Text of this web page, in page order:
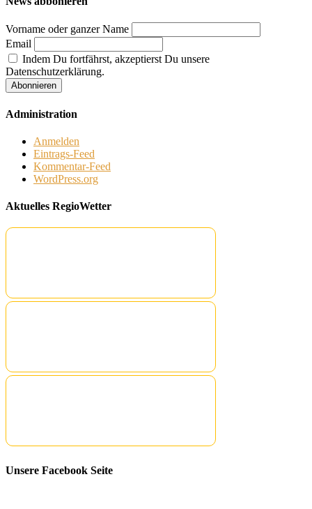
Vorname oder ganzer Name
Email
Indem Du fortfährst, akzeptierst Du unsere
Datenschutzerklärung.
Administration
Anmelden
Eintrags-Feed
Kommentar-Feed
WordPress.org
Aktuelles RegioWetter
Unsere Facebook Seite